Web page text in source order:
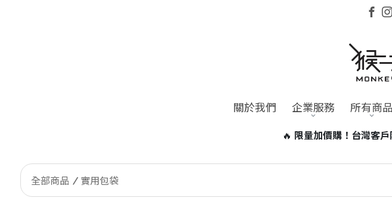
關於我們 企業服務 所有商品
限量加價購！台灣客戶限定 ONLY Taiwan 加價99元即可帶走台灣小
全部商品 實用包袋